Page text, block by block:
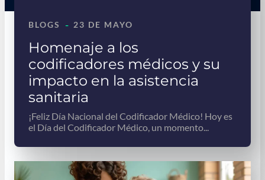
Homenaje a los
codificadores médicos y su
impacto en la asistencia
sanitaria
BLOGS - 23 DE MAYO
¡Feliz Día Nacional del Codificador Médico! Hoy es
el Día del Codificador Médico, un momento...